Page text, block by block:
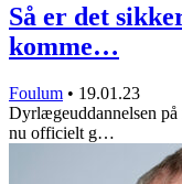
Så er det
komme…
Foulum • 19.01.23
Dyrlægeuddannelsen
nu officielt g…